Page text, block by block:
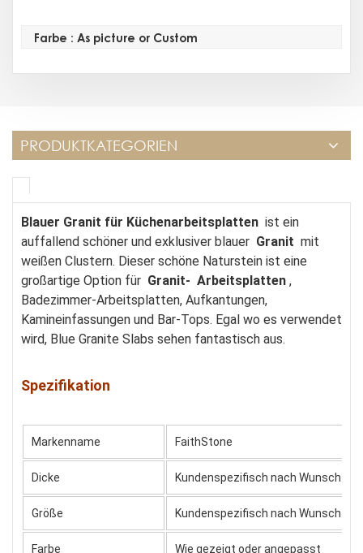
Farbe : As picture or Custom
PRODUKTKATEGORIEN
Blauer Granit für Küchenarbeitsplatten ist ein
auffallend schöner und exklusiver blauer Granit mit
weißen Clustern. Dieser schöne Naturstein ist eine
großartige Option für Granit- Arbeitsplatten ,
Badezimmer-Arbeitsplatten, Aufkantungen,
Kamineinfassungen und Bar-Tops. Egal wo es verwendet
wird, Blue Granite Slabs sehen fantastisch aus.
Spezifikation
Markenname FaithStone
Dicke Kundenspezifisch nach Wunsch
Größe Kundenspezifisch nach Wunsch
Farbe Wie gezeigt oder angepasst